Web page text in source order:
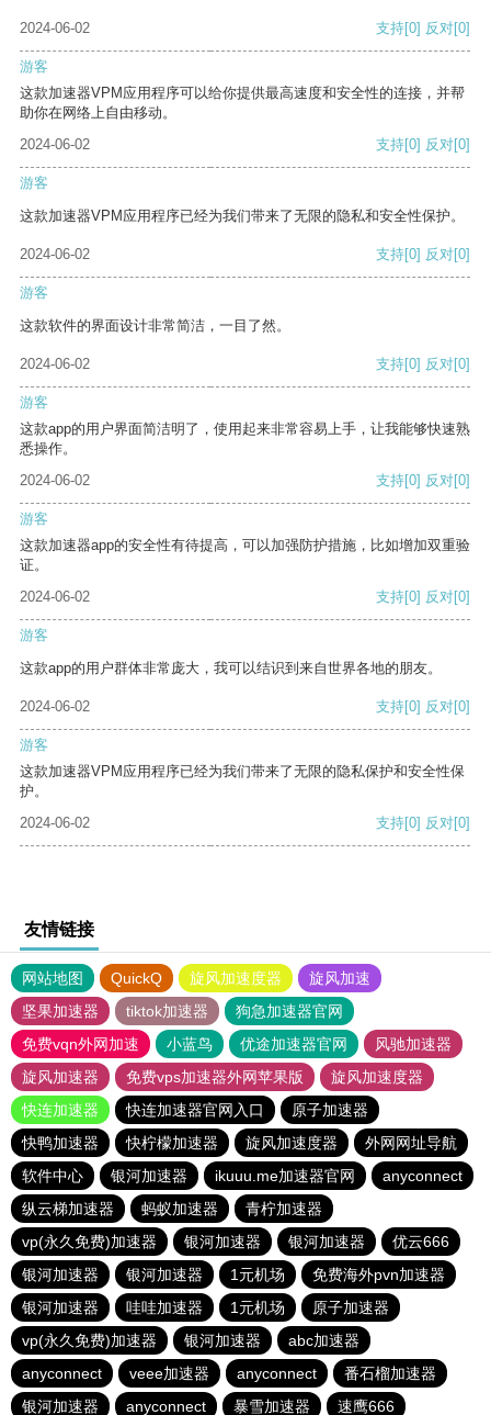
2024-06-02 支持[0] 反对[0]
游客
这款加速器VPM应用程序可以给你提供最高速度和安全性的连接，并帮
助你在网络上自由移动。
2024-06-02
支持[0] 反对[0]
游客
这款加速器VPM应用程序已经为我们带来了无限的隐私和安全性保护。
2024-06-02 支持[0] 反对[0]
游客
这款软件的界面设计非常简洁，一目了然。
2024-06-02 支持[0] 反对[0]
游客
这款app的用户界面简洁明了，使用起来非常容易上手，让我能够快速熟
悉操作。
2024-06-02
支持[0] 反对[0]
游客
这款加速器app的安全性有待提高，可以加强防护措施，比如增加双重验
证。
2024-06-02
支持[0] 反对[0]
游客
这款app的用户群体非常庞大，我可以结识到来自世界各地的朋友。
2024-06-02 支持[0] 反对[0]
游客
这款加速器VPM应用程序已经为我们带来了无限的隐私保护和安全性保
护。
2024-06-02
支持[0] 反对[0]
友情链接
网站地图 QuickQ 旋风加速度器
旋风加速
坚果加速器
tiktok加速器
狗急加速器官网
免费vqn外网加速
小蓝鸟 优途加速器官网
风驰加速器
旋风加速器
免费vps加速器外网苹果版
旋风加速度器
快连加速器
快连加速器官网入口
原子加速器
快鸭加速器
快柠檬加速器 旋风加速度器
外网网址导航
软件中心
银河加速器 ikuuu.me加速器官网
anyconnect
纵云梯加速器
蚂蚁加速器
青柠加速器
vp(永久免费)加速器
银河加速器 银河加速器
优云666
银河加速器
银河加速器 1元机场
免费海外pvn加速器
银河加速器
哇哇加速器 1元机场
原子加速器
vp(永久免费)加速器
银河加速器
abc加速器
anyconnect
veee加速器 anyconnect
番石榴加速器
银河加速器
anyconnect 暴雪加速器 速鹰666